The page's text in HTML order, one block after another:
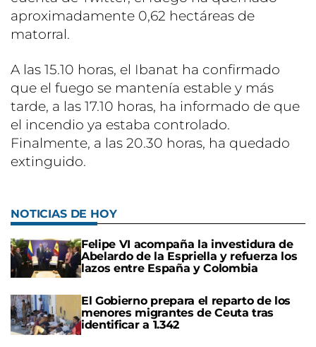
aproximadamente 0,62 hectáreas de
matorral.
A las 15.10 horas, el Ibanat ha confirmado
que el fuego se mantenía estable y más
tarde, a las 17.10 horas, ha informado de que
el incendio ya estaba controlado.
Finalmente, a las 20.30 horas, ha quedado
extinguido.
NOTICIAS DE HOY
Felipe VI acompaña la investidura de
Abelardo de la Espriella y refuerza los
lazos entre España y Colombia
El Gobierno prepara el reparto de los
menores migrantes de Ceuta tras
identificar a 1.342